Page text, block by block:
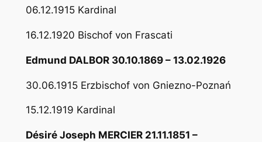
06.12.1915 Kardinal
16.12.1920 Bischof von Frascati
Edmund DALBOR 30.10.1869 – 13.02.1926
30.06.1915 Erzbischof von Gniezno-Poznań
15.12.1919 Kardinal
Désiré Joseph MERCIER 21.11.1851 –